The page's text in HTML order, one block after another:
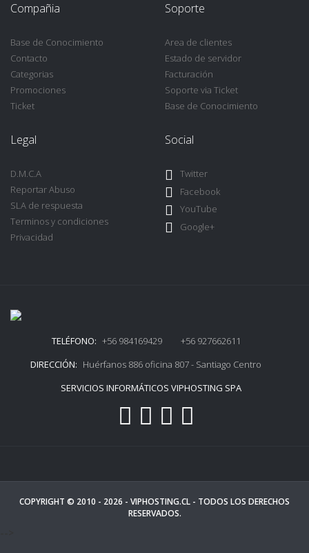
Compañia
Base de Conocimiento
Contacto
Categorias
Promociones
Ticket
Soporte
Area de clientes
Estado de servidor
Facturación
Soporte via Ticket
Base de Conocimiento
Legal
D.M.C.A
Reportar Abuso
SLA de respuesta
Terminos y condiciones
Privacidad
Social
Twitter
Facebook
YouTube
Google+
TELÉFONO: +56 984169429 +56 927662611
DIRECCIÓN: Huérfanos 886 oficina 807 - Santiago Centro
SERVICIOS INFORMÁTICOS VIPHOSTING SPA
COPYRIGHT © 2010 - 2026 - VIPHOSTING.CL - TODOS LOS DERECHOS
RESERVADOS.